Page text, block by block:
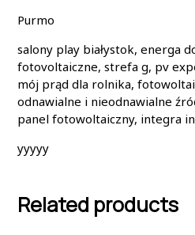
Purmo
salony play białystok, energa
fotovoltaiczne, strefa g, pv
mój prąd dla rolnika,
odnawialne i nieodnawialne
panel fotowoltaiczny, integra
yyyyy
Related products